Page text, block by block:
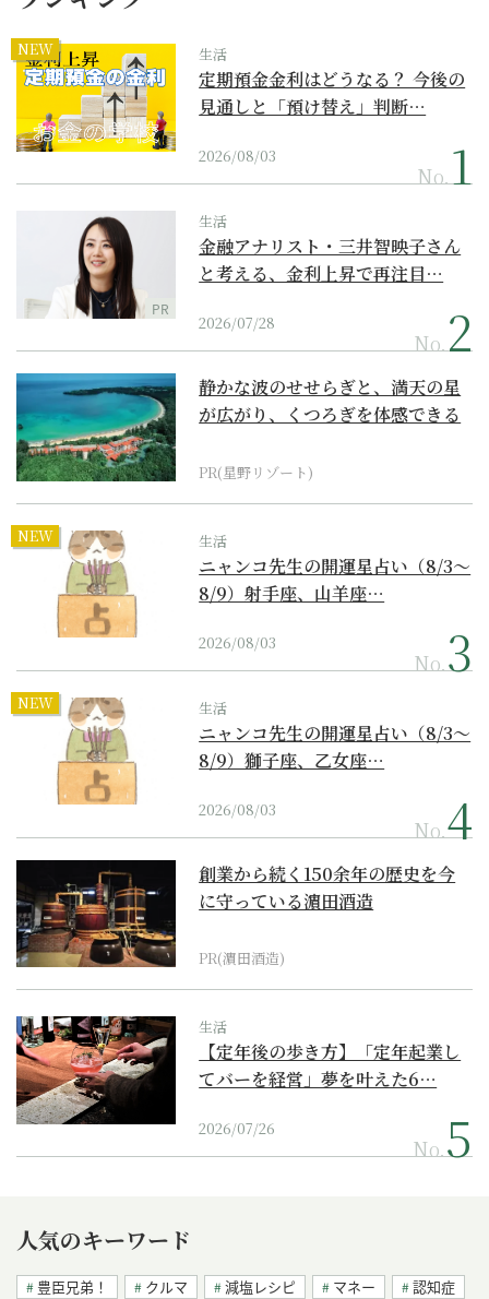
NEW 生活
定期預金金利はどうなる？ 今後の
見通しと「預け替え」判断…
2026/08/03
No.
PR
生活
金融アナリスト・三井智映子さん
と考える、金利上昇で再注目…
2026/07/28
No.
静かな波のせせらぎと、満天の星
が広がり、くつろぎを体感できる
PR(星野リゾート)
NEW 生活
ニャンコ先生の開運星占い（8/3～
8/9）射手座、山羊座…
2026/08/03
No.
NEW 生活
ニャンコ先生の開運星占い（8/3～
8/9）獅子座、乙女座…
2026/08/03
No.
創業から続く150余年の歴史を今
に守っている濵田酒造
PR(濵田酒造)
生活
【定年後の歩き方】「定年起業し
てバーを経営」夢を叶えた6…
2026/07/26
No.
人気のキーワード
豊臣兄弟！ クルマ 減塩レシピ マネー
認知症